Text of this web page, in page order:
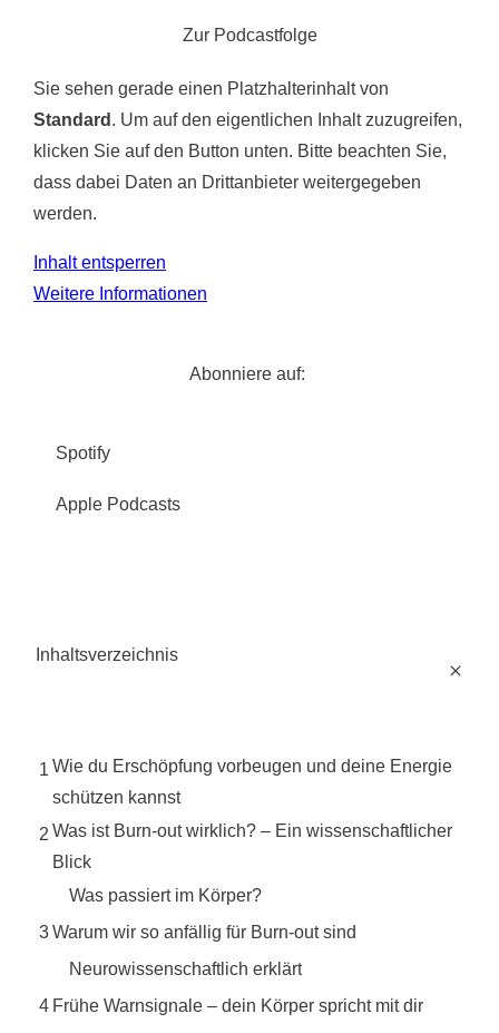
Zur Podcastfolge
Sie sehen gerade einen Platzhalterinhalt von
Standard . Um auf den eigentlichen Inhalt zuzugreifen,
klicken Sie auf den Button unten. Bitte beachten Sie,
dass dabei Daten an Drittanbieter weitergegeben
werden.
Inhalt entsperren
Weitere Informationen
Abonniere auf:
Spotify
Apple Podcasts
Inhaltsverzeichnis
1 Wie du Erschöpfung vorbeugen und deine Energie
schützen kannst
2 Was ist Burn-out wirklich? – Ein wissenschaftlicher
Blick
Was passiert im Körper?
3Warum wir so anfällig für Burn-out sind
Neurowissenschaftlich erklärt
4 Frühe Warnsignale – dein Körper spricht mit dir